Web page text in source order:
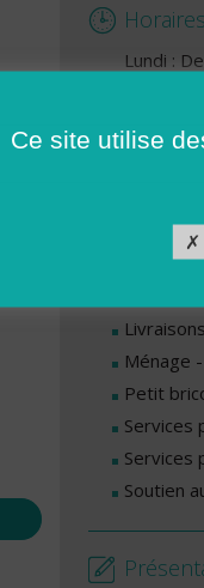
Horaires
Lundi :
Jeudi :
Ménage
Petit
Services
Services
Soutien
Ce site utilise